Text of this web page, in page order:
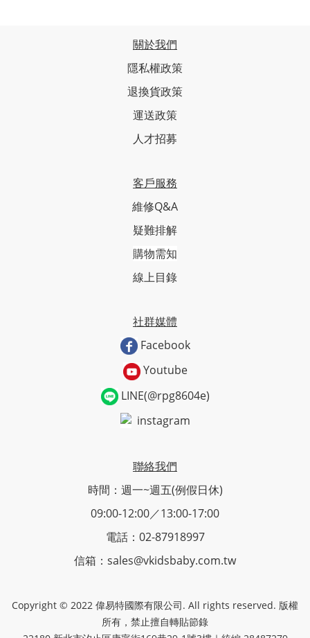
關於我們
隱私權政策
退換貨政策
運送政策
人才招募
客戶服務
維修Q&A
疑難排解
購物需知
線上目錄
社群媒體
Facebook
Youtube
LINE(@rpg8604e)
instagram
聯絡我們
時間：週一~週五(例假日休)
09:00-12:00／13:00-17:00
電話：02-87918997
信箱：sales@vkidsbaby.com.tw
Copyright © 2022 偉易特國際有限公司. All rights reserved. 版權
所有，禁止擅自轉貼節錄